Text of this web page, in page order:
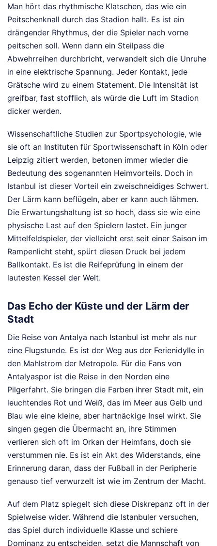
Man hört das rhythmische Klatschen, das wie ein
Peitschenknall durch das Stadion hallt. Es ist ein
drängender Rhythmus, der die Spieler nach vorne
peitschen soll. Wenn dann ein Steilpass die
Abwehrreihen durchbricht, verwandelt sich die Unruhe
in eine elektrische Spannung. Jeder Kontakt, jede
Grätsche wird zu einem Statement. Die Intensität ist
greifbar, fast stofflich, als würde die Luft im Stadion
dicker werden.
Wissenschaftliche Studien zur Sportpsychologie, wie
sie oft an Instituten für Sportwissenschaft in Köln oder
Leipzig zitiert werden, betonen immer wieder die
Bedeutung des sogenannten Heimvorteils. Doch in
Istanbul ist dieser Vorteil ein zweischneidiges Schwert.
Der Lärm kann beflügeln, aber er kann auch lähmen.
Die Erwartungshaltung ist so hoch, dass sie wie eine
physische Last auf den Spielern lastet. Ein junger
Mittelfeldspieler, der vielleicht erst seit einer Saison im
Rampenlicht steht, spürt diesen Druck bei jedem
Ballkontakt. Es ist die Reifeprüfung in einem der
lautesten Kessel der Welt.
Das Echo der Küste und der Lärm der
Stadt
Die Reise von Antalya nach Istanbul ist mehr als nur
eine Flugstunde. Es ist der Weg aus der Ferienidylle in
den Mahlstrom der Metropole. Für die Fans von
Antalyaspor ist die Reise in den Norden eine
Pilgerfahrt. Sie bringen die Farben ihrer Stadt mit, ein
leuchtendes Rot und Weiß, das im Meer aus Gelb und
Blau wie eine kleine, aber hartnäckige Insel wirkt. Sie
singen gegen die Übermacht an, ihre Stimmen
verlieren sich oft im Orkan der Heimfans, doch sie
verstummen nie. Es ist ein Akt des Widerstands, eine
Erinnerung daran, dass der Fußball in der Peripherie
genauso tief verwurzelt ist wie im Zentrum der Macht.
Auf dem Platz spiegelt sich diese Diskrepanz oft in der
Spielweise wider. Während die Istanbuler versuchen,
das Spiel durch individuelle Klasse und schiere
Dominanz zu entscheiden, setzt die Mannschaft von